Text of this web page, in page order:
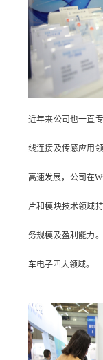
近年来公司也一直
线连接及传感应用
高速发展，公司在
片和模块技术领域
务规模及盈利能力
车电子四大领域。